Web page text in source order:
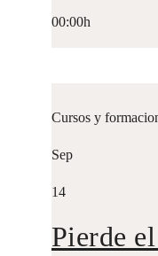
00:00h
Cursos y
Sep
14
Pierde